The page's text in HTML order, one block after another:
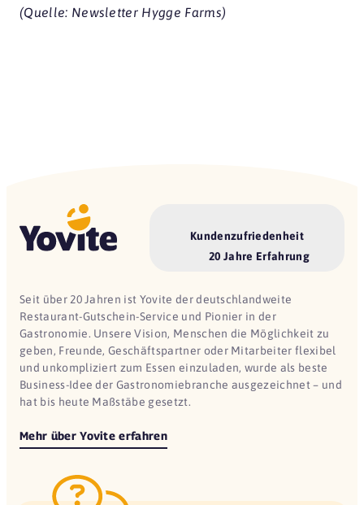
(Quelle: Newsletter Hygge Farms)
Kundenzufriedenheit
20 Jahre Erfahrung
Seit über 20 Jahren ist Yovite der deutschlandweite
Restaurant-Gutschein-Service und Pionier in der
Gastronomie. Unsere Vision, Menschen die Möglichkeit zu
geben, Freunde, Geschäftspartner oder Mitarbeiter flexibel
und unkompliziert zum Essen einzuladen, wurde als beste
Business-Idee der Gastronomiebranche ausgezeichnet – und
hat bis heute Maßstäbe gesetzt.
Mehr über Yovite erfahren